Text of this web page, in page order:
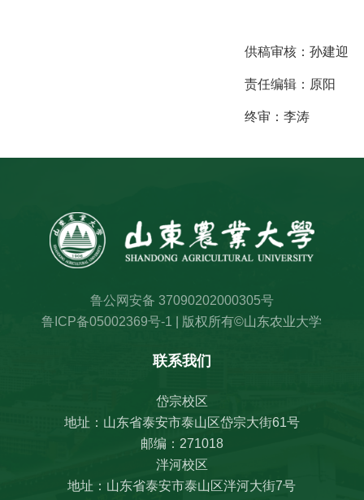
供稿审核：孙建迎
责任编辑： 原阳
终审：李涛
鲁公网安备 37090202000305号
鲁ICP备05002369号-1 | 版权所有©山东农业大学
联系我们
岱宗校区
地址：山东省泰安市泰山区岱宗大街61号
邮编：271018
泮河校区
地址：山东省泰安市泰山区泮河大街7号